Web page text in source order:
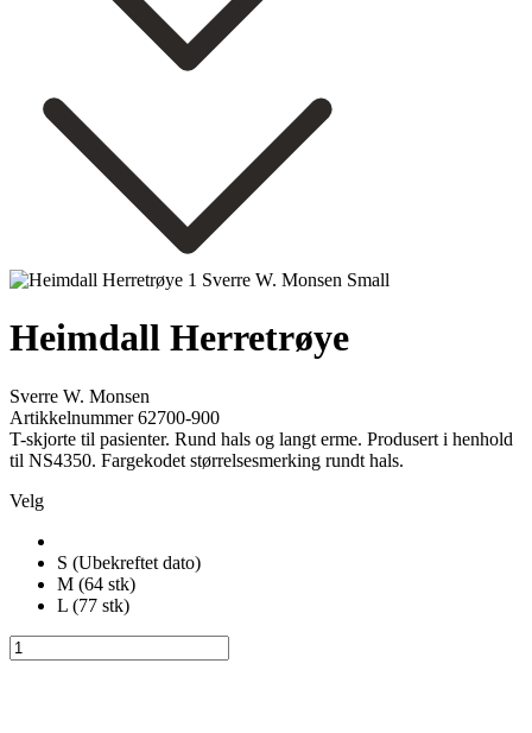
Heimdall Herretrøye
Sverre W. Monsen
Artikkelnummer 62700-900
T-skjorte til pasienter. Rund hals og langt erme. Produsert i henhold
til NS4350. Fargekodet størrelsesmerking rundt hals.
Velg
S (Ubekreftet dato)
M (64 stk)
L (77 stk)